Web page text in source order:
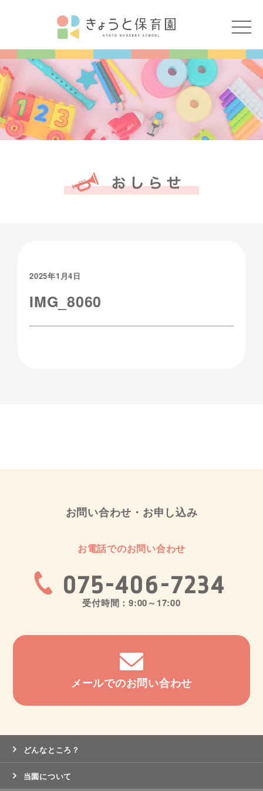
2025年1月4日
IMG_8060
お問い合わせ・お申し込み
お電話でのお問い合わせ
075-406-7234
受付時間：9:00～17:00
メールでのお問い合わせ
どんなところ？
当園について